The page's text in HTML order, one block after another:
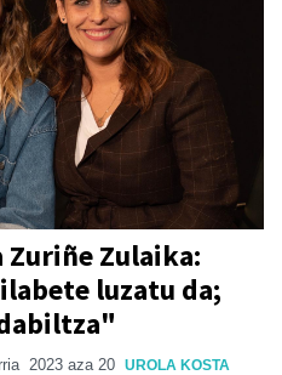
Zuriñe Zulaika:
luzatu da;
2023 aza 20 UROLA KOSTA